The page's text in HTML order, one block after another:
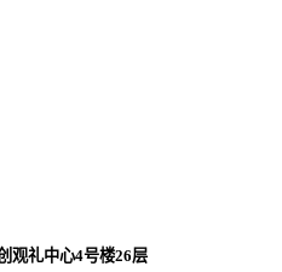
观礼中心4号楼26层